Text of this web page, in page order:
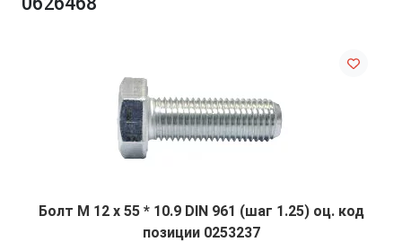
Болт М 12 х 55 * 10.9 DIN 961 (шаг 1.25) оц. код
позиции 0253237